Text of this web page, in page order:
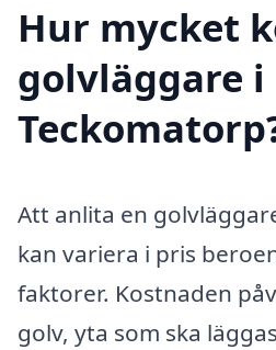
Hur mycket
golvläggare i
Att anlita en
kan variera i pris
faktorer. Kostnaden
golv, yta som ska